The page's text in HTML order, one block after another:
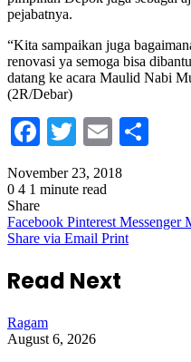
pejabatnya.
“Kita sampaikan juga
renovasi ya semoga bisa
datang ke acara Maulid Nabi
(2R/Debar)
Facebook
TwitterEmail
November 23, 2018
0 4 1 minute read
Share
Facebook Pinterest Messenger
Share via Email Print
Read Next
Ragam
August 6, 2026